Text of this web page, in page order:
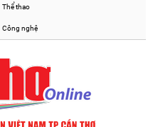
Thể thao
Công nghệ